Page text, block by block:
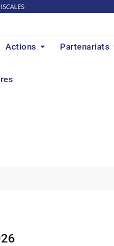
Actions Partenariats